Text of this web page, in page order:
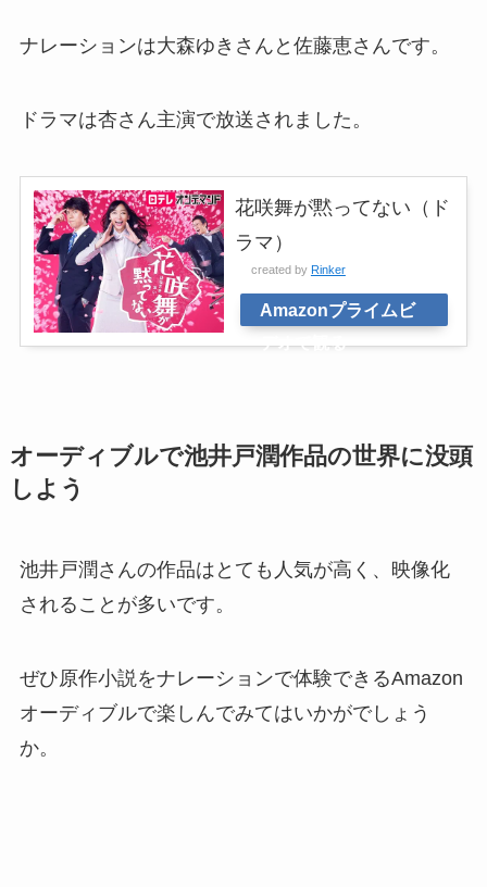
ナレーションは大森ゆきさんと佐藤恵さんです。
ドラマは杏さん主演で放送されました。
花咲舞が黙ってない（ド
ラマ）
created by Rinker
Amazonプライムビ
デオで観る
オーディブルで池井戸潤作品の世界に没頭
しよう
池井戸潤さんの作品はとても人気が高く、映像化
されることが多いです。
ぜひ原作小説をナレーションで体験できるAmazon
オーディブルで楽しんでみてはいかがでしょう
か。